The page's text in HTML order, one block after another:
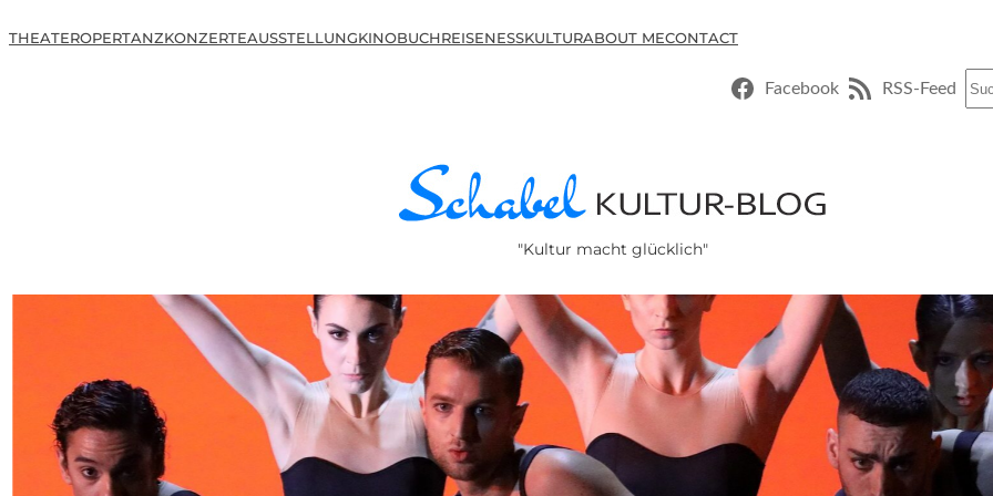
THEATEROPERTANZKONZERTEAUSSTELLUNGKINOBUCHREISENESSKULTURABOUT MECONTACT
Facebook RSS-Feed
"Kultur macht glücklich"